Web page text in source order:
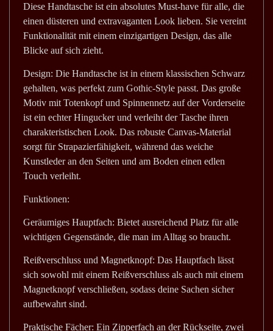
Diese Handtasche ist ein absolutes Must-have für alle, die
einen düsteren und extravaganten Look lieben. Sie vereint
Funktionalität mit einem einzigartigen Design, das alle
Blicke auf sich zieht.
Design: Die Handtasche ist in einem klassischen Schwarz
gehalten, was perfekt zum Gothic-Style passt. Das große
Motiv mit Totenkopf und Spinnennetz auf der Vorderseite
ist ein echter Hingucker und verleiht der Tasche ihren
charakteristischen Look. Das robuste Canvas-Material
sorgt für Strapazierfähigkeit, während das weiche
Kunstleder an den Seiten und am Boden einen edlen
Touch verleiht.
Funktionen:
Geräumiges Hauptfach: Bietet ausreichend Platz für alle
wichtigen Gegenstände, die man im Alltag so braucht.
Reißverschluss und Magnetknopf: Das Hauptfach lässt
sich sowohl mit einem Reißverschluss als auch mit einem
Magnetknopf verschließen, sodass deine Sachen sicher
aufbewahrt sind.
Praktische Fächer: Ein Zipperfach an der Rückseite, zwei